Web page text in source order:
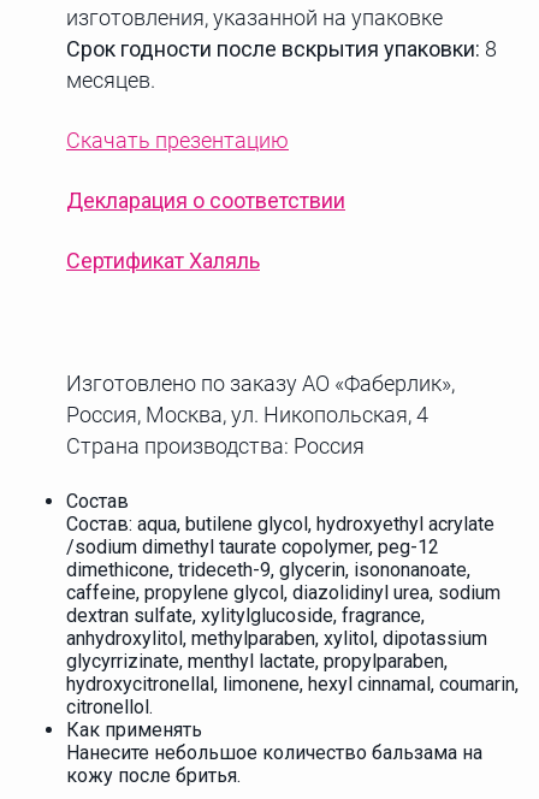
изготовления, указанной на упаковке
Срок годности после вскрытия упаковки: 8
месяцев.
Скачать презентацию
Декларация о соответствии
Сертификат Халяль
Изготовлено по заказу АО «Фаберлик»,
Россия, Москва, ул. Никопольская, 4
Страна производства: Россия
Состав
Состав: aqua, butilene glycol, hydroxyethyl acrylate
/sodium dimethyl taurate copolymer, peg-12
dimethicone, trideceth-9, glycerin, isononanoate,
caffeine, propylene glycol, diazolidinyl urea, sodium
dextran sulfate, xylitylglucoside, fragrance,
anhydroxylitol, methylparaben, xylitol, dipotassium
glycyrrizinate, menthyl lactate, propylparaben,
hydroxycitronellal, limonene, hexyl cinnamal, coumarin,
citronellol.
Как применять
Нанесите небольшое количество бальзама на
кожу после бритья.